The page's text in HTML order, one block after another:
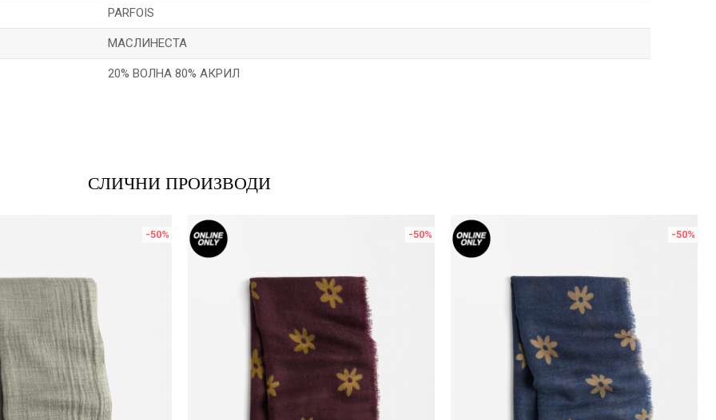
PARFOIS
МАСЛИНЕСТА
20% ВОЛНА 80% АКРИЛ
СЛИЧНИ ПРОИЗВОДИ
-50% -50% -50%